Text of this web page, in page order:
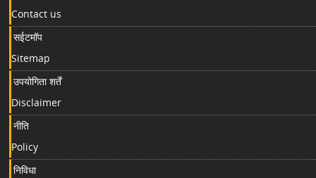
Contact us
सईटमॉप
Sitemap
उपयोगिता शर्तें
Disclaimer
नीति
Policy
निविधा